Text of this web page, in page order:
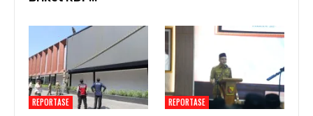
REPORTASE REPORTASE